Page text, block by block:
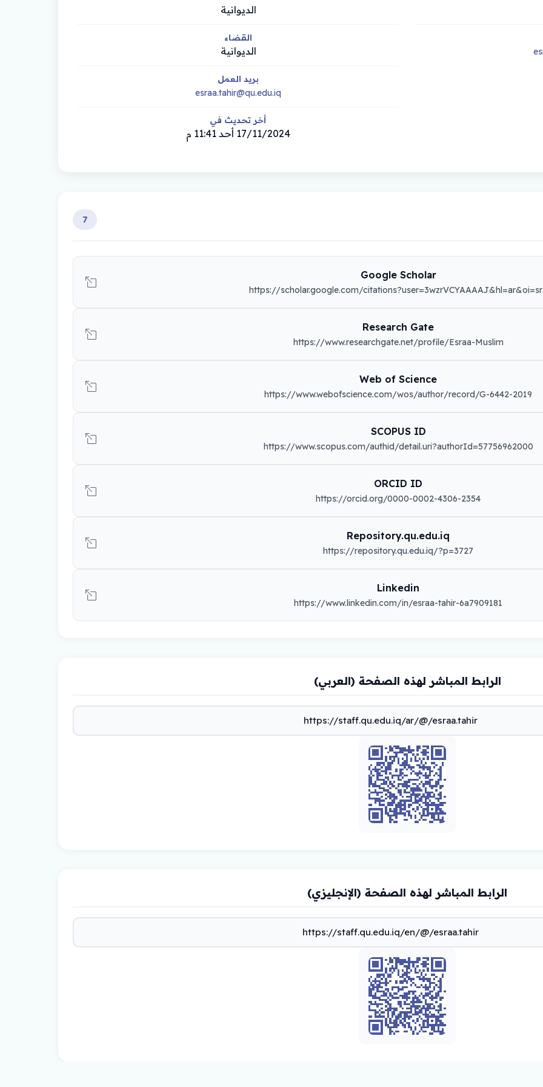
الديوانية
القضاء
الديوانية
بريد العمل
esraa.tahir@qu.edu.iq
أخر تحديث في
17/11/2024 أحد 11:41 م
7
Google Scholar
https://scholar.google.com/
Research Gate
https://www.researchgate.net/profile/Esraa-Muslim
Web of Science
https://www.webofscience.com/wos/author/record/G-6442-2019
SCOPUS ID
https://www.scopus.com/authid/detail.uri?authorId=57756962000
ORCID ID
https://orcid.org/0000-0002-4306-2354
Repository.qu.edu.iq
https://repository.qu.edu.iq/?p=3727
Linkedin
https://www.linkedin.com/in/esraa-tahir-6a7909181
الرابط المباشر لهذه الصفحة (العربي)
الرابط المباشر لهذه الصفحة (الإنجليزي)